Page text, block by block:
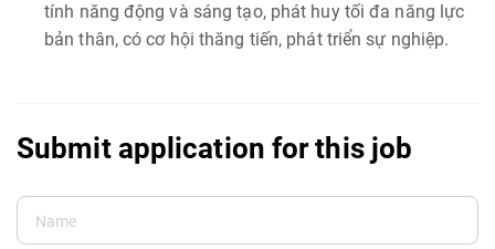
tính năng động và sáng tạo, phát huy tối đa năng lực
bản thân, có cơ hội thăng tiến, phát triển sự nghiệp.
Submit application for this job